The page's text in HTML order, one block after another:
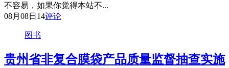
不容易，如果你觉得本站不...
08月08日 14评论
图书
贵州省非复合膜袋产品质量监督抽查实施